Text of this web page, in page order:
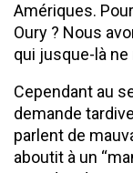
Amériques.
Oury ? Nous
qui jusque-là
Cependant au
demande
parlent de
aboutit à un